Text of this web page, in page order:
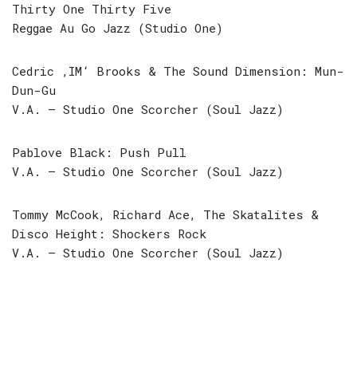
Thirty One Thirty Five
Reggae Au Go Jazz (Studio One)
Cedric ‚IM‘ Brooks & The Sound Dimension: Mun-
Dun-Gu
V.A. – Studio One Scorcher (Soul Jazz)
Pablove Black: Push Pull
V.A. – Studio One Scorcher (Soul Jazz)
Tommy McCook, Richard Ace, The Skatalites &
Disco Height: Shockers Rock
V.A. – Studio One Scorcher (Soul Jazz)